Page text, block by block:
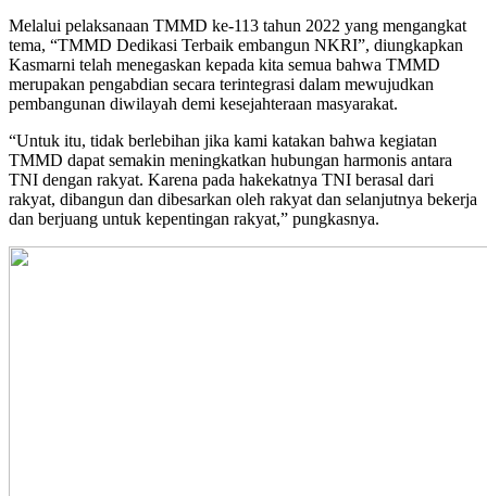
Melalui pelaksanaan TMMD ke-113 tahun 2022 yang mengangkat
tema, “TMMD Dedikasi Terbaik embangun NKRI”, diungkapkan
Kasmarni telah menegaskan kepada kita semua bahwa TMMD
merupakan pengabdian secara terintegrasi dalam mewujudkan
pembangunan diwilayah demi kesejahteraan masyarakat.
“Untuk itu, tidak berlebihan jika kami katakan bahwa kegiatan
TMMD dapat semakin meningkatkan hubungan harmonis antara
TNI dengan rakyat. Karena pada hakekatnya TNI berasal dari
rakyat, dibangun dan dibesarkan oleh rakyat dan selanjutnya bekerja
dan berjuang untuk kepentingan rakyat,” pungkasnya.